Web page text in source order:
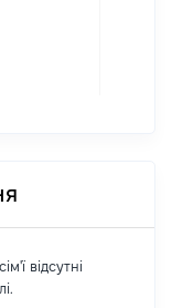
відсутні